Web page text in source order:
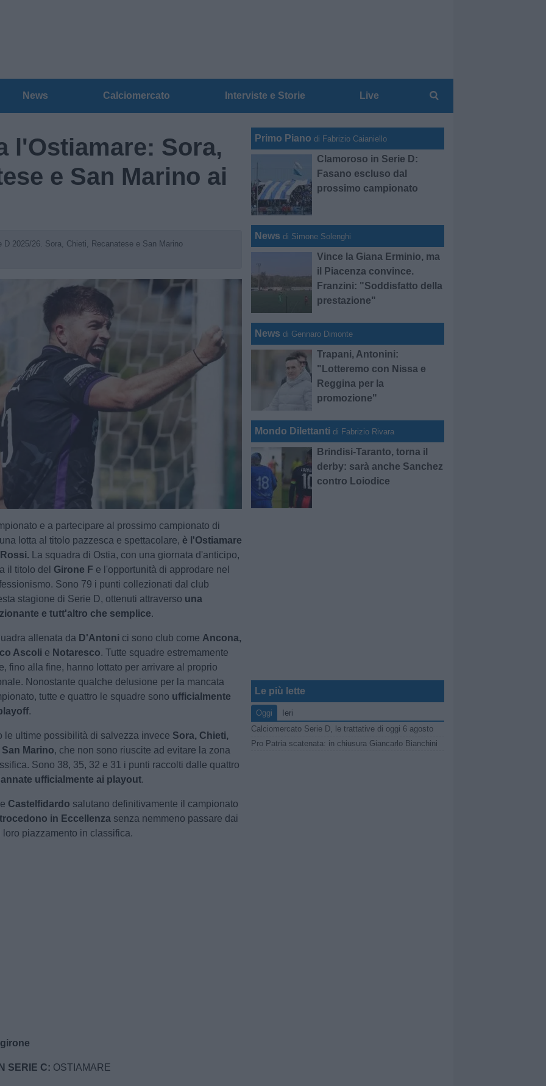
News Calciomercato Interviste e Storie Live
l'Ostiamare: Sora,
e San Marino ai
D 2025/26. Sora, Chieti, Recanatese e San Marino
e a partecipare al prossimo campionato di
lotta al titolo pazzesca e spettacolare, è l'Ostiamare
La squadra di Ostia, con una giornata d'anticipo,
il titolo del Girone F e l'opportunità di approdare nel
Sono 79 i punti collezionati dal club
stagione di Serie D, ottenuti attraverso una
e tutt'altro che semplice.
allenata da D'Antoni ci sono club come Ancona,
Ascoli e Notaresco. Tutte squadre estremamente
fino alla fine, hanno lottato per arrivare al proprio
Nonostante qualche delusione per la mancata
tutte e quattro le squadre sono ufficialmente
.
le ultime possibilità di salvezza invece Sora, Chieti,
San Marino, che non sono riuscite ad evitare la zona
Sono 38, 35, 32 e 31 i punti raccolti dalle quattro
ufficialmente ai playout.
e Castelfidardo salutano definitivamente il campionato
in Eccellenza senza nemmeno passare dai
loro piazzamento in classifica.
SERIE C: OSTIAMARE
Primo Piano di Fabrizio Caianiello
Clamoroso in Serie D:
Fasano escluso dal
prossimo campionato
News di Simone Solenghi
Vince la Giana Erminio, ma
il Piacenza convince.
Franzini: "Soddisfatto della
prestazione"
News di Gennaro Dimonte
Trapani, Antonini:
"Lotteremo con Nissa e
Reggina per la
promozione"
Mondo Dilettanti di Fabrizio Rivara
Brindisi-Taranto, torna il
derby: sarà anche Sanchez
contro Loiodice
Le più lette
Oggi
Ieri
Calciomercato Serie D, le trattative di oggi 6 agosto
Pro Patria scatenata: in chiusura Giancarlo Bianchini